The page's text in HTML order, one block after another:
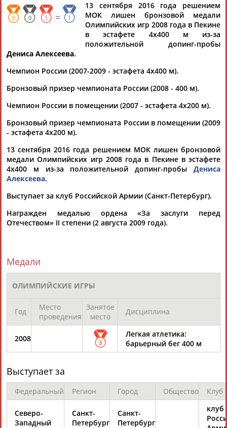
Дмитрий
Тамилла
АБАСОВА
Рамазан
АБАЧАРАЕВ
Ростом
АБАШИДЗЕ
АББАТЕ-
Татьяна
АББЯСОВА
Акжана
АБДИКАРИМОВА
Артур
АБДРАХМАНОВ
Каримжан
АБДРАХМАНОВ
Аделя
АБДРАХМАНОВА
Андрей
Герман
АБДУЛАЕВ
АБДУЛАЕВ
Камиль
АБДУЛАЗИЗОВ
Загалав
АБДУЛБЕКОВ
Камалудин
АБДУЛДАУДОВ
Абдула
АБДУЛЖАЛИЛОВ
Магомед
АБДУЛКАГИРОВ
Назир
АБДУЛЛАЕВ
0 0 1 = 1
13 сентября 2016 года решением
МОК лишен бронзовой медали
Олимпийских игр 2008 года в Пекине
в эстафете 4х400 м из-за
положительной допинг-пробы
Дениса Алексеева.
Чемпион России (2007-2009 - эстафета 4х400 м).
Бронзовый призер чемпионата России (2008 - 400 м).
Чемпион России в помещении (2007 - эстафета 4х200 м).
Бронзовый призер чемпионата России в помещении (2009
- эстафета 4х200 м).
13 сентября 2016 года решением МОК лишен бронзовой
медали Олимпийских игр 2008 года в Пекине в эстафете
4х400 м из-за положительной допинг-пробы Дениса
Алексеева.
Выступает за клуб Российской Армии (Санкт-Петербург).
Награжден медалью ордена «За заслуги перед
Отечеством» II степени (2 августа 2009 года).
Медали
ОЛИМПИЙСКИЕ ИГРЫ
Год
Место
проведения
Занятое
место
Дисциплина
2008 3
Легкая атлетика:
барьерный бег 400 м
Выступает за
Федеральный Регион Город Общество Клуб
Северо-
Западный
Санкт-
Петербург
Санкт-
Петербург
клуб